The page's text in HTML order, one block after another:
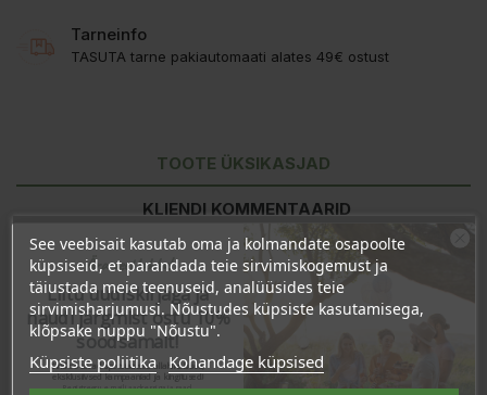
Tarneinfo
TASUTA tarne pakiautomaati alates 49€ ostust
TOOTE ÜKSIKASJAD
KLIENDI KOMMENTAARID
See veebisait kasutab oma ja kolmandate osapoolte
küpsiseid, et parandada teie sirvimiskogemust ja
täiustada meie teenuseid, analüüsides teie
sirvimisharjumusi. Nõustudes küpsiste kasutamisega,
klõpsake nuppu "Nõustu".
Küpsiste poliitika Kohandage küpsised
Ära veel lahku!
Liitu uudiskirjaga ja
naudi järgmist ostu 10%
soodsamalt!
Sind ootavad spetsiaalsed allahindlused,
eksklusiivsed kampaaniad ja kingitused!
Registreeru e-maili aadressiga ja saad